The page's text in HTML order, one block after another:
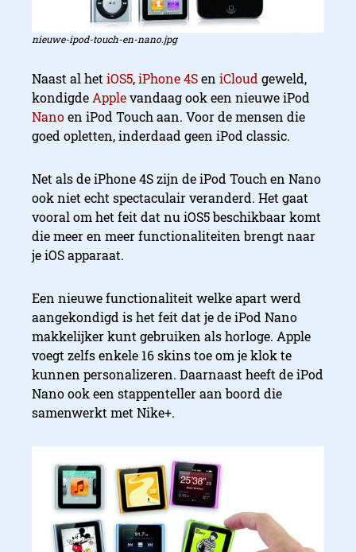
nieuwe-ipod-touch-en-nano.jpg
Naast al het iOS5,iPhone 4Sen iCloud geweld,
kondigde Applevandaag ook een nieuwe iPod
Nanoen iPod Touch aan. Voor de mensen die
goed opletten, inderdaad geen iPod classic.
Net als de iPhone 4S zijn de iPod Touch en Nano
ook niet echt spectaculair veranderd. Het gaat
vooral om het feit dat nu iOS5 beschikbaar komt
die meer en meer functionaliteiten brengt naar
je iOS apparaat.
Een nieuwe functionaliteit welke apart werd
aangekondigd is het feit dat je de iPod Nano
makkelijker kunt gebruiken als horloge. Apple
voegt zelfs enkele 16 skins toe om je klok te
kunnen personalizeren. Daarnaast heeft de iPod
Nano ook een stappenteller aan boord die
samenwerkt met Nike+.